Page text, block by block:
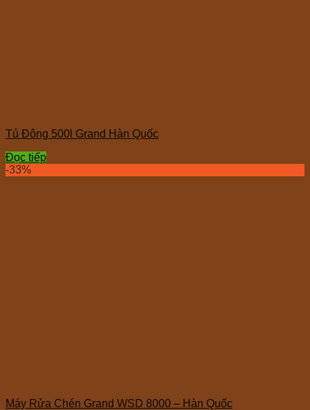
Tủ Đông 500l Grand Hàn Quốc
Đọc tiếp
-33%
Máy Rửa Chén Grand WSD 8000 – Hàn Quốc